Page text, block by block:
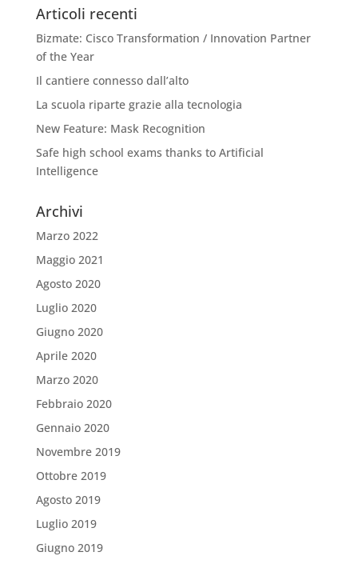
Articoli recenti
Bizmate: Cisco Transformation / Innovation Partner
of the Year
Il cantiere connesso dall’alto
La scuola riparte grazie alla tecnologia
New Feature: Mask Recognition
Safe high school exams thanks to Artificial
Intelligence
Archivi
Marzo 2022
Maggio 2021
Agosto 2020
Luglio 2020
Giugno 2020
Aprile 2020
Marzo 2020
Febbraio 2020
Gennaio 2020
Novembre 2019
Ottobre 2019
Agosto 2019
Luglio 2019
Giugno 2019